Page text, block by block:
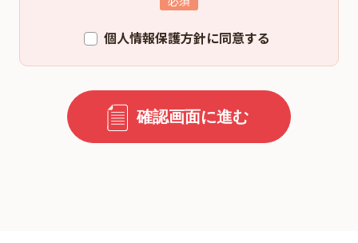
個人情報保護方針に同意する
確認画面に進む